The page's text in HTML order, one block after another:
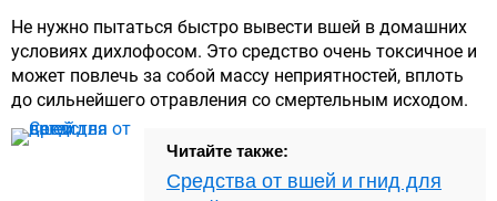
Не нужно пытаться быстро вывести вшей в домашних
условиях дихлофосом. Это средство очень токсичное и
может повлечь за собой массу неприятностей, вплоть
до сильнейшего отравления со смертельным исходом.
Читайте также:
Средства от вшей и гнид для